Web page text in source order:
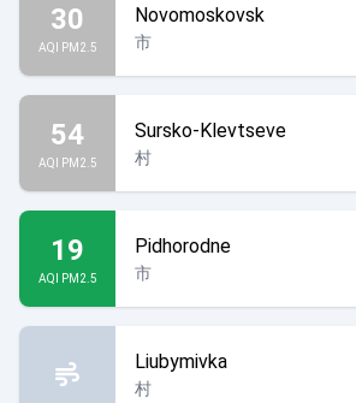
30
AQI PM2.5
Novomoskovsk
市
54
AQI PM2.5
Sursko-Klevtseve
村
19
AQI PM2.5
Pidhorodne
市
Liubymivka
村